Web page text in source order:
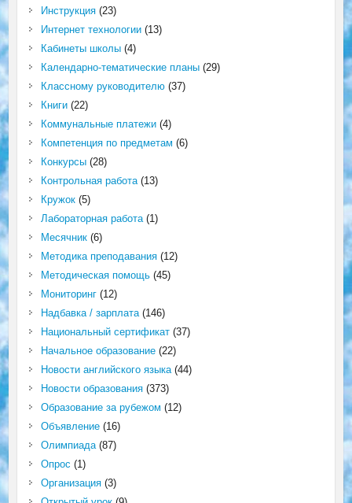
Инструкция(23)
Интернет технологии(13)
Кабинеты школы(4)
Календарно-тематические планы(29)
Классному руководителю(37)
Книги(22)
Коммунальные платежи(4)
Компетенция по предметам (6)
Конкурсы(28)
Контрольная работа(13)
Кружок(5)
Лабораторная работа(1)
Месячник(6)
Методика преподавания(12)
Методическая помощь(45)
Мониторинг(12)
Надбавка / зарплата(146)
Национальный сертификат(37)
Начальное образование(22)
Новости английского языка(44)
Новости образования(373)
Образование за рубежом (12)
Объявление(16)
Олимпиада(87)
Опрос (1)
Организация(3)